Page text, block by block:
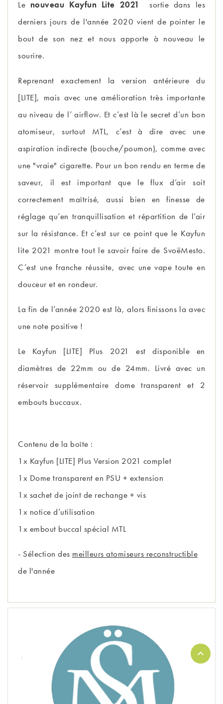
Le nouveau Kayfun Lite 2021
sortie dans les
derniers jours de l'année 2020 vient de pointer le
bout de son nez et nous apporte à nouveau le
sourire.
Reprenant exactement la version antérieure du
[LITE], mais avec une amélioration très importante
au niveau de l’ airflow. Et c’est là le secret d’un bon
atomiseur, surtout MTL, c’est à dire avec une
aspiration indirecte (bouche/poumon), comme avec
une "vraie" cigarette. Pour un bon rendu en terme de
saveur, il est important que le flux d’air soit
correctement maîtrisé, aussi bien en finesse de
réglage qu’en tranquillisation et répartition de l’air
sur la résistance. Et c’est sur ce point que le Kayfun
lite 2021 montre tout le savoir faire de SvoëMesto.
C’est une franche réussite, avec une vape toute en
douceur et en rondeur.
La fin de l’année 2020 est là, alors finissons la avec
une note positive !
Le Kayfun [LITE] Plus 2021 est disponible en
diamètres de 22mm ou de 24mm. Livré avec un
réservoir supplémentaire dome transparent et 2
embouts buccaux.
Contenu de la boîte :
1x Kayfun [LITE] Plus Version 2021 complet
1x Dome transparent en PSU + extension
1x sachet de joint de rechange + vis
1x notice d’utilisation
1x embout buccal spécial MTL
- Sélection des meilleurs atomiseurs reconstructible
de l'année